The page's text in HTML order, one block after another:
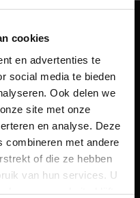
cookies
en advertenties te
social media te bieden
Ook delen we
site met onze
en analyse. Deze
combineren met andere
of die ze hebben
van hun services. U
u onze website blijft
met
en diepgaande kennis
omstreken.